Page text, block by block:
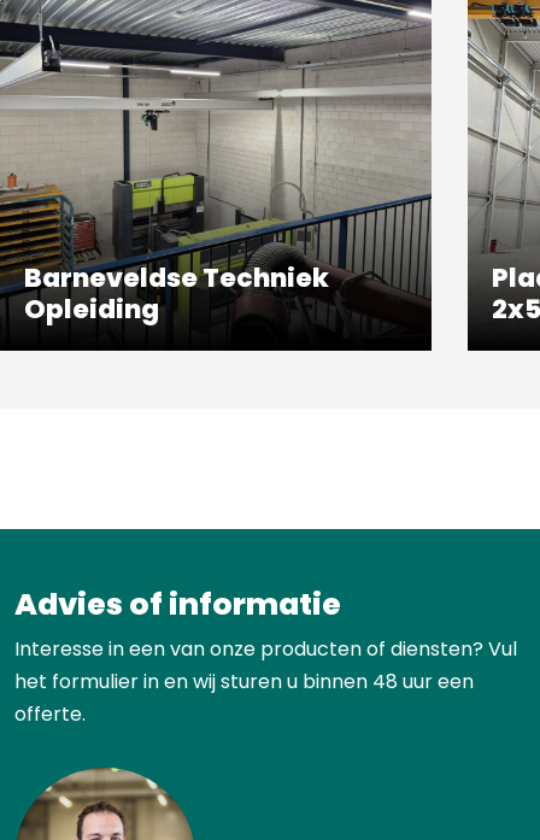
Barneveldse Techniek
Opleiding
Advies of informatie
Interesse in een van onze producten of diensten? Vul
het formulier in en wij sturen u binnen 48 uur een
offerte.